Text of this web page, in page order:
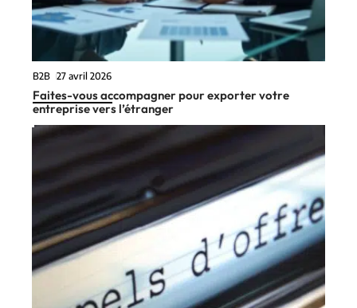
B2B 27 avril 2026
Faites-vous accompagner pour exporter votre
entreprise vers l’étranger